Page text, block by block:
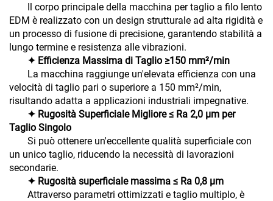
Il corpo principale della macchina per taglio a filo lento
EDM è realizzato con un design strutturale ad alta rigidità e
un processo di fusione di precisione, garantendo stabilità a
lungo termine e resistenza alle vibrazioni.
✦ Efficienza Massima di Taglio ≥150 mm²/min
La macchina raggiunge un'elevata efficienza con una
velocità di taglio pari o superiore a 150 mm²/min,
risultando adatta a applicazioni industriali impegnative.
✦ Rugosità Superficiale Migliore ≤ Ra 2,0 μm per
Taglio Singolo
Si può ottenere un'eccellente qualità superficiale con
un unico taglio, riducendo la necessità di lavorazioni
secondarie.
✦ Rugosità superficiale massima ≤ Ra 0,8 μm
Attraverso parametri ottimizzati e taglio multiplo, è